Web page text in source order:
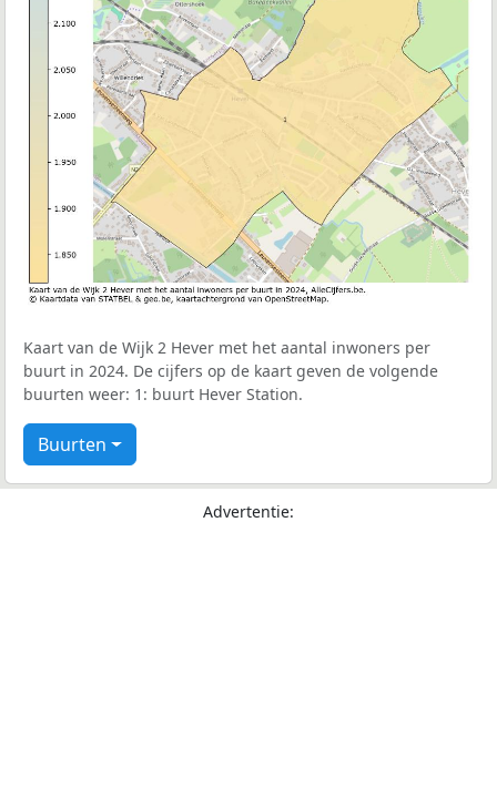
Kaart van de Wijk 2 Hever met het aantal inwoners per
buurt in 2024. De cijfers op de kaart geven de volgende
buurten weer: 1: buurt Hever Station.
Buurten
Advertentie: